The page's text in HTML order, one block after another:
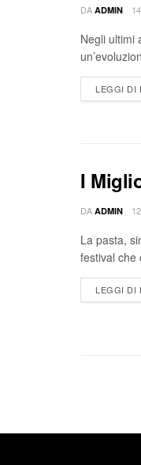
DA ADMIN
Negli ultimi
LEGGI DI
I
DA ADMIN
La pasta,
festival che
LEGGI DI